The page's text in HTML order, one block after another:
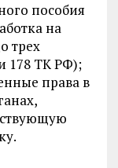
пособия
на
трех
178 ТК РФ);
права в